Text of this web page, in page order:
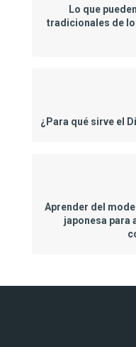
Lo que
tradicionales de
¿Para qué sirve el
Aprender del
japonesa para